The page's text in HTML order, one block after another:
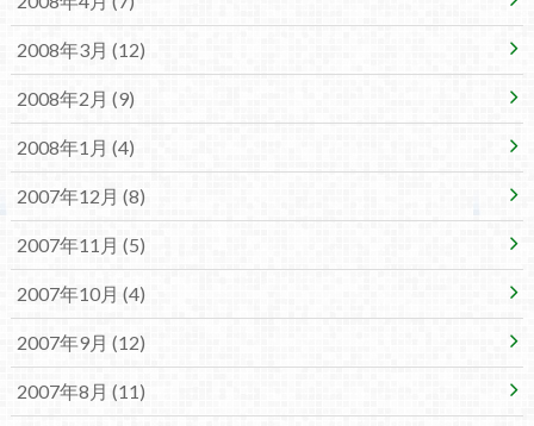
2008年3月 (12)
2008年2月 (9)
2008年1月 (4)
2007年12月 (8)
2007年11月 (5)
2007年10月 (4)
2007年9月 (12)
2007年8月 (11)